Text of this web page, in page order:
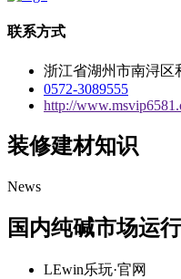
联系方式
浙江省湖州市南浔区
0572-3089555
http://
装修建材知识
News
国内纯碱市场运
LEwin乐玩·官网